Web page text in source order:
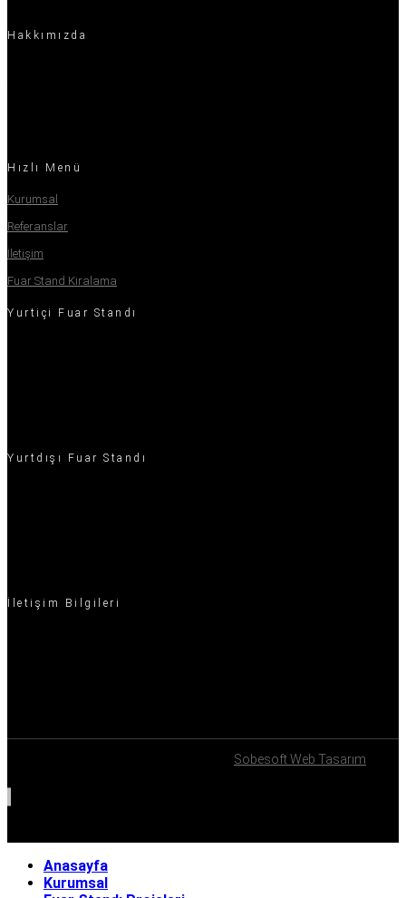
Hakkımızda
Hızlı Menü
Kurumsal
Referanslar
İletişim
Fuar Stand Kiralama
Yurtiçi Fuar Standı
Yurtdışı Fuar Standı
İletişim Bilgileri
Sobesoft Web Tasarım
Anasayfa
Kurumsal